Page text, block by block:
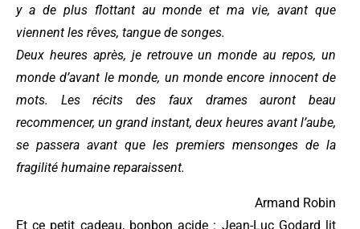
y a de plus flottant au monde et ma vie, avant que
viennent les rêves, tangue de songes.
Deux heures après, je retrouve un monde au repos, un
monde d’avant le monde, un monde encore innocent de
mots. Les récits des faux drames auront beau
recommencer, un grand instant, deux heures avant l’aube,
se passera avant que les premiers mensonges de la
fragilité humaine reparaissent.
Armand Robin
Et ce petit cadeau, bonbon acide : Jean-Luc Godard lit